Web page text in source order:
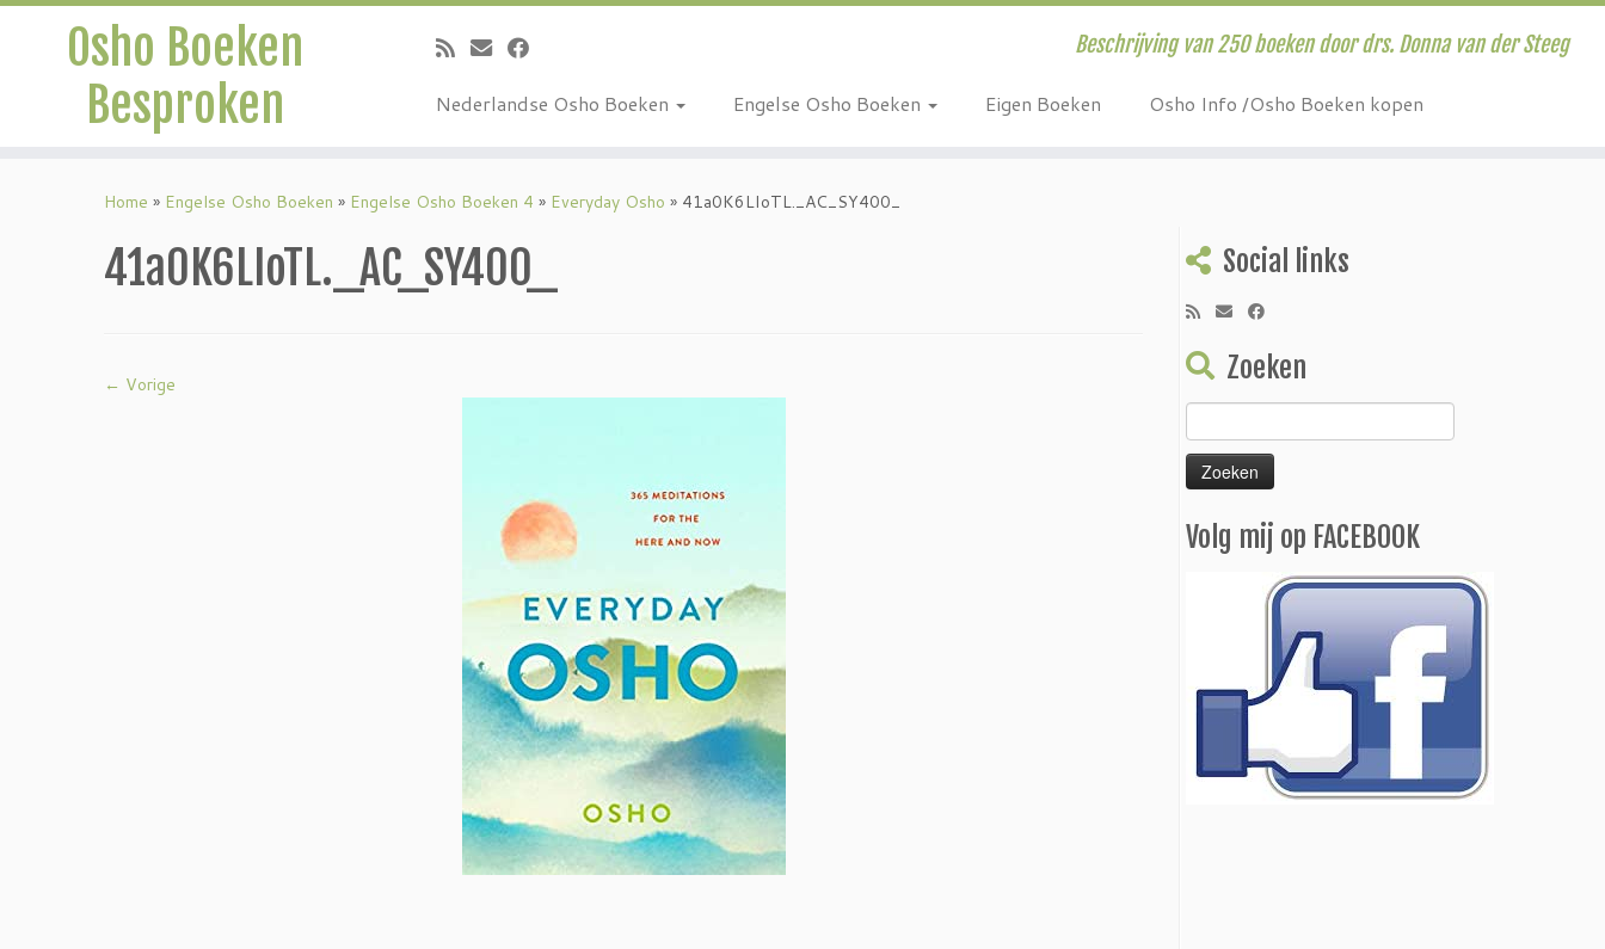
Osho Boeken
Besproken
Beschrijving van 250 boeken door drs. Donna van der Steeg
Nederlandse Osho Boeken Engelse Osho Boeken Eigen Boeken Osho Info /Osho Boeken kopen
Home » Engelse Osho Boeken » Engelse Osho Boeken 4 » Everyday Osho » 41a0K6LIoTL._AC_SY400_
41a0K6LIoTL._AC_SY400_
← Vorige
Social links
Zoeken
naar:
Volg mij op FACEBOOK